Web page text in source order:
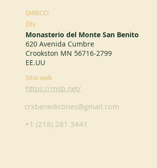
DIRECCI
ÓN
Monasterio del Monte San Benito
620 Avenida Cumbre
Crookston MN 56716-2799
EE.UU
Sitio web
https://msb.net/
crxbenedictines@gmail.com
+1 (218) 281 3441